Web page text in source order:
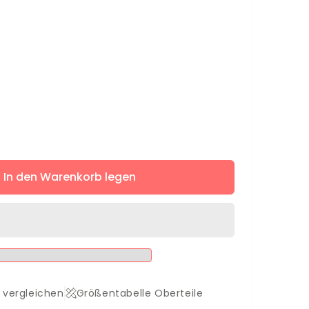
In den Warenkorb legen
Größentabelle Oberteile